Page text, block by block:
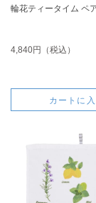
輪花ティータイム ペ
4,840円（税込）
カートに